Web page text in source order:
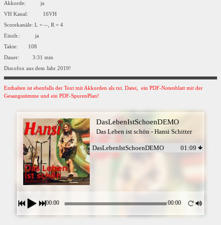
Akkorde: ja
VH Kanal: 16VH
Scorekanäle: L = --, R = 4
Einzlr.: ja
Takte: 108
Dauer: 3:31 min
Discofox aus dem Jahr 2019!
Enthalten ist ebenfalls der Text mit Akkorden als txt. Datei, ein PDF-Notenblatt mit der
Gesangsstimme und ein PDF-SpurenPlan!
DasLebenIstSchoenDEMO
Das Leben ist schön - Hansi Schitter
DasLebenIstSchoenDEMO 01:09
00:00 00:00